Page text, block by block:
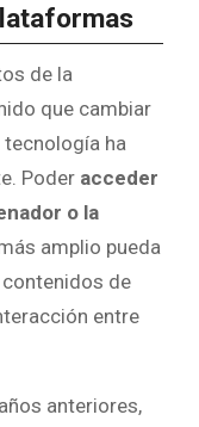
de la
que cambiar
tecnología ha
Poder acceder
o la
amplio pueda
de
entre
anteriores,